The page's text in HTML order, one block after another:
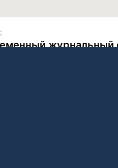
журнальный